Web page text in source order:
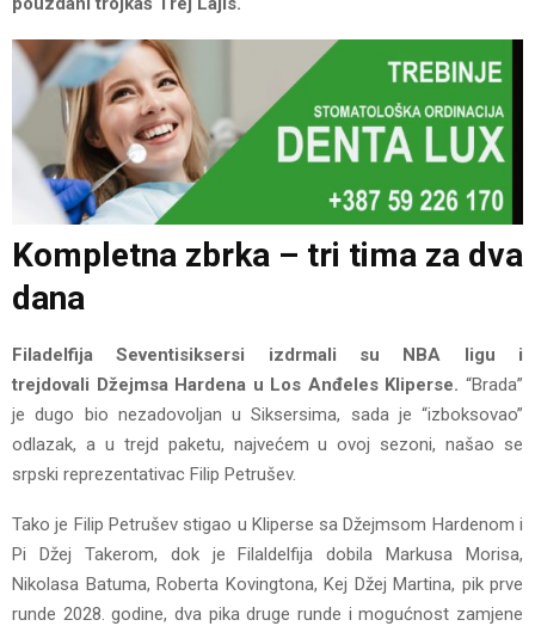
Kompletna zbrka – tri tima za dva
dana
Filadelfija Seventisiksersi izdrmali su NBA ligu i
trejdovali Džejmsa Hardena u Los Anđeles Kliperse. “Brada”
je dugo bio nezadovoljan u Siksersima, sada je “izboksovao”
odlazak, a u trejd paketu, najvećem u ovoj sezoni, našao se
srpski reprezentativac Filip Petrušev.
Tako je Filip Petrušev stigao u Kliperse sa Džejmsom Hardenom i
Pi Džej Takerom, dok je Filaldelfija dobila Markusa Morisa,
Nikolasa Batuma, Roberta Kovingtona, Kej Džej Martina, pik prve
runde 2028. godine, dva pika druge runde i mogućnost zamjene